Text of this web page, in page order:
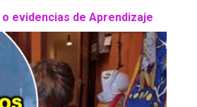
evidencias de Aprendizaje